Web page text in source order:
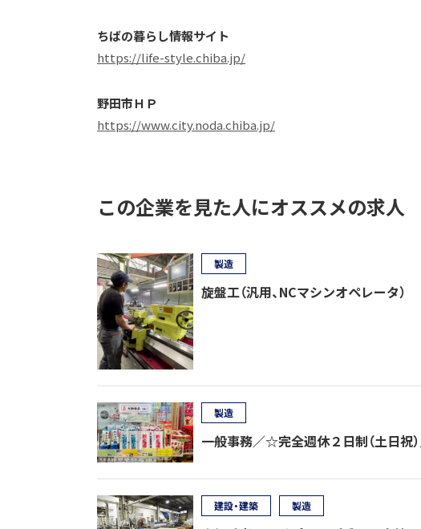
ちばの暮らし情報サイト
https://life-style.chiba.jp/
野田市ＨＰ
https://www.city.noda.chiba.jp/
この企業を見た人にオススメの求人
旋盤工（汎用、NCマシンオペレータ）
製造
一般事務／☆完全週休２日制（土日祝
製造
建設・建築 製造